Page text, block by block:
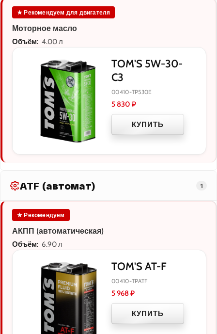
★ Рекомендуем для двигателя
Моторное масло
Объём: 4.00 л
TOM'S 5W-30-
C3
00410-TP530E
5 830 ₽
КУПИТЬ
ATF (автомат) 1
★ Рекомендуем
АКПП (автоматическая)
Объём: 6.90 л
TOM'S AT-F
00410-TPATF
5 968₽
КУПИТЬ